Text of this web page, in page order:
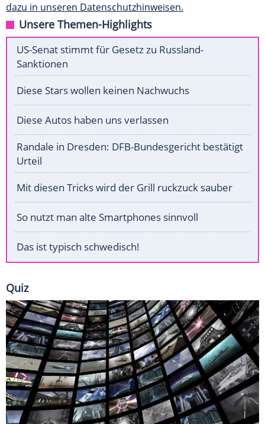
dazu in unseren Datenschutzhinweisen.
Unsere Themen-Highlights
US-Senat stimmt für Gesetz zu Russland-
Sanktionen
Diese Stars wollen keinen Nachwuchs
Diese Autos haben uns verlassen
Randale in Dresden: DFB-Bundesgericht bestätigt
Urteil
Mit diesen Tricks wird der Grill ruckzuck sauber
So nutzt man alte Smartphones sinnvoll
Das ist typisch schwedisch!
Quiz